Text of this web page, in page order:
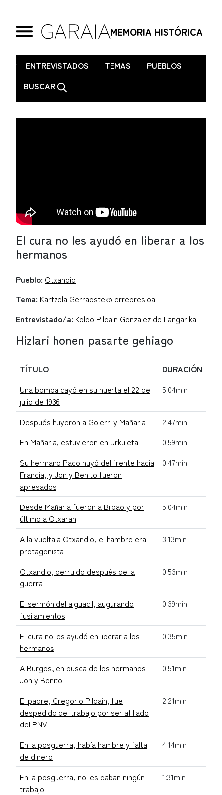
MEMORIA HISTÓRICA
. ENTREVISTADOS TEMAS
PUEBLOS
BUSCAR
El cura no les ayudó en liberar a los
hermanos
Pueblo: Otxandio
Tema: Kartzela Gerraosteko errepresioa
Entrevistado/a: Koldo Pildain Gonzalez de Langarika
Hizlari honen pasarte gehiago
TÍTULO
DURACIÓN
Una bomba cayó en su huerta el 22 de
julio de 1936
5:04min
Después huyeron a Goierri y Mañaria
2:47min
En Mañaria, estuvieron en Urkuleta
0:59min
Su hermano Paco huyó del frente hacia
Francia, y Jon y Benito fueron
apresados
0:47min
Desde Mañaria fueron a Bilbao y por
último a Otxaran
5:04min
A la vuelta a Otxandio, el hambre era
protagonista
3:13min
Otxandio, derruido después de la
guerra
0:53min
El sermón del alguacil, augurando
fusilamientos
0:39min
El cura no les ayudó en liberar a los
hermanos
0:35min
A Burgos, en busca de los hermanos
Jon y Benito
0:51min
El padre, Gregorio Pildain, fue
despedido del trabajo por ser afiliado
del PNV
2:21min
En la posguerra, había hambre y falta
de dinero
4:14min
En la posguerra, no les daban ningún
trabajo
1:31min